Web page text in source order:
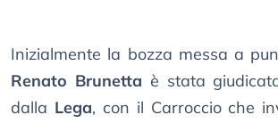
Inizialmente la bozza messa a
Renato Brunetta è stata
dalla Lega, con il Carroccio che